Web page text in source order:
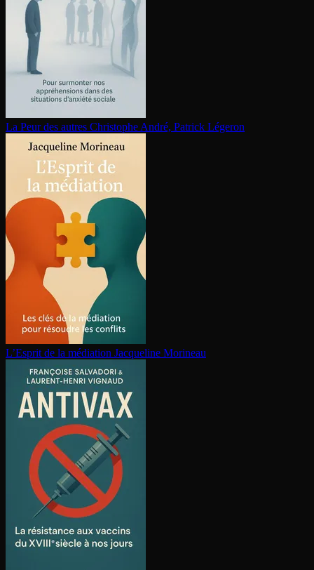
La Peur des autres Christophe André, Patrick Légeron
L’Esprit de la médiation Jacqueline Morineau